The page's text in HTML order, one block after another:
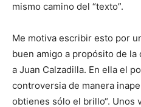
mismo camino del “texto”.
Me motiva escribir esto por
buen amigo a propósito de
a Juan Calzadilla. En ella el
controversia de manera
obtienes sólo el brillo“. Unos